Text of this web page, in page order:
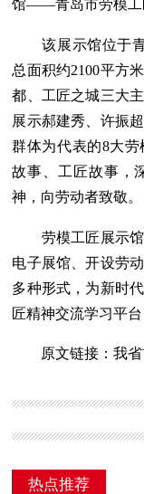
馆——青岛市劳模工
该展示馆位于青
总面积约2100平方
都、工匠之城三大
展示郝建秀、许振
群体为代表的8大
故事、工匠故事，
神，向劳动者致敬。
劳模工匠展示馆
电子展馆、开设劳
多种形式，为新时
匠精神交流学习平
原文链接：我
热点推荐